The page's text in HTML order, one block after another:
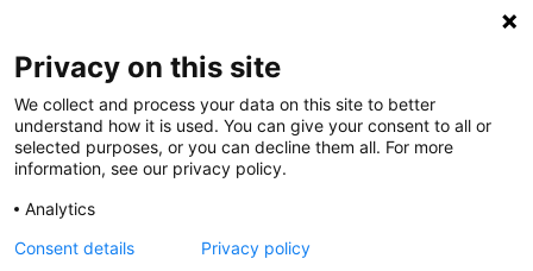
@CGTCatalunya
cgtcatalunya
CGTCatalunya
cgtcatalunya
Privacy on this site
We collect and process your data on this site to better
understand how it is used. You can give your consent to all or
selected purposes, or you can decline them all. For more
information, see our privacy policy.
Analytics
Consent details
Privacy policy